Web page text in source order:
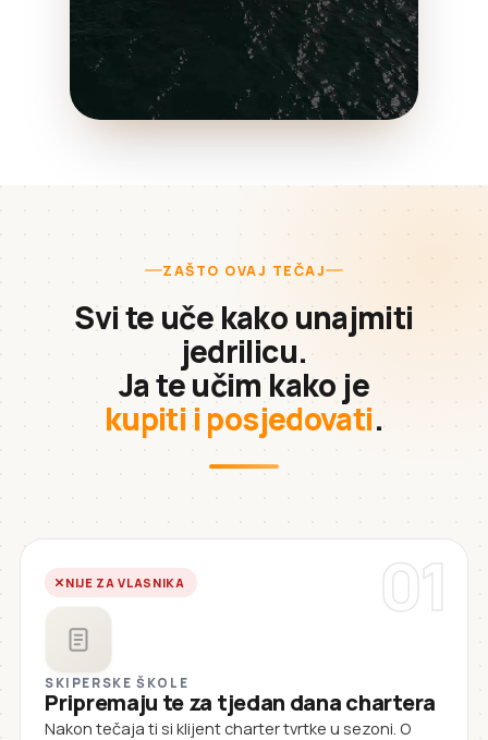
ZAŠTO OVAJ TEČAJ
Svi te uče kako unajmiti
jedrilicu.
Ja te učim kako je
kupiti i posjedovati.
01
NIJE ZA VLASNIKA
SKIPERSKE ŠKOLE
Pripremaju te za tjedan dana chartera
Nakon tečaja ti si klijent charter tvrtke u sezoni. O